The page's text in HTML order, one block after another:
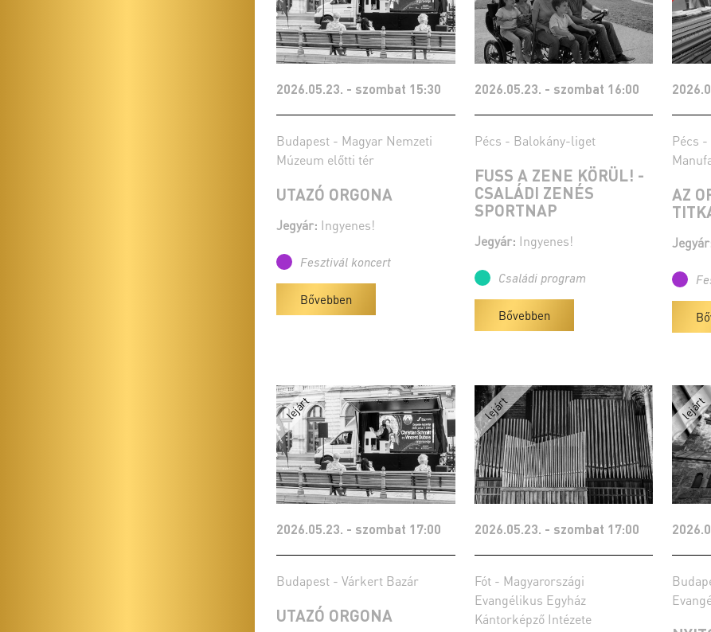
2026.05.23. - szombat 15:30
Budapest - Magyar Nemzeti
Múzeum előtti tér
UTAZÓ ORGONA
Jegyár: Ingyenes!
Fesztivál koncert
Bővebben
2026.05.23. - szombat 16:00
Pécs - Balokány-liget
FUSS A ZENE KÖRÜL! -
CSALÁDI ZENÉS
SPORTNAP
Jegyár: Ingyenes!
Családi program
Bővebben
Pécs -
AZ
2026.05.23. - szombat 17:00
Budapest - Várkert Bazár
UTAZÓ ORGONA
2026.05.23. - szombat 17:00
Fót - Magyarországi
Evangélikus Egyház
Kántorképző Intézete